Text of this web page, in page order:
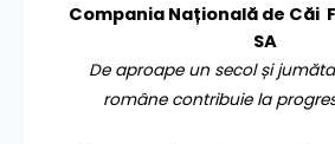
Compania Națională de Căi
SA
De aproape un secol și
române contribuie la